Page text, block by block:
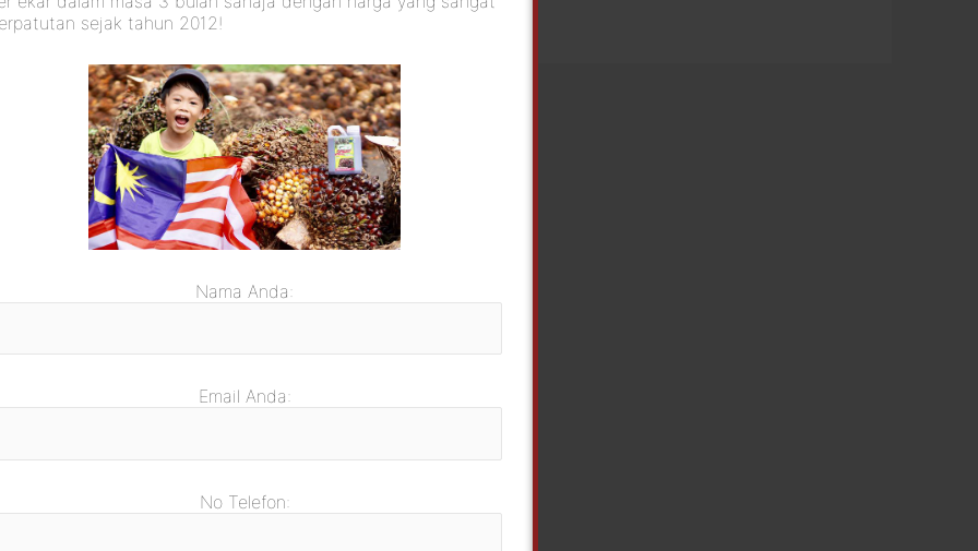
sejak tahun 2012!
Nama Anda:
Email Anda:
No Telefon: